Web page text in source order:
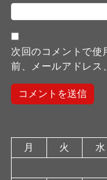
次回のコメントで使
前、メールアドレス
月
火 水